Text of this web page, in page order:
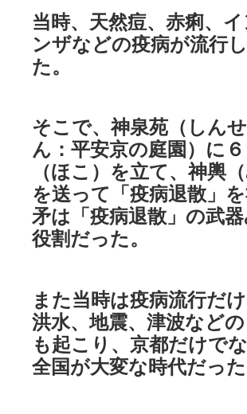
当時、天然痘、赤痢、
ンザなどの疫病が流行
た。
そこで、神泉苑（しん
ん：平安京の庭園）に
（ほこ）を立て、神輿
を送って「疫病退散」を
矛は「疫病退散」の武
役割だった。
また当時は疫病流行だけ
洪水、地震、津波など
も起こり、京都だけで
全国が大変な時代だった